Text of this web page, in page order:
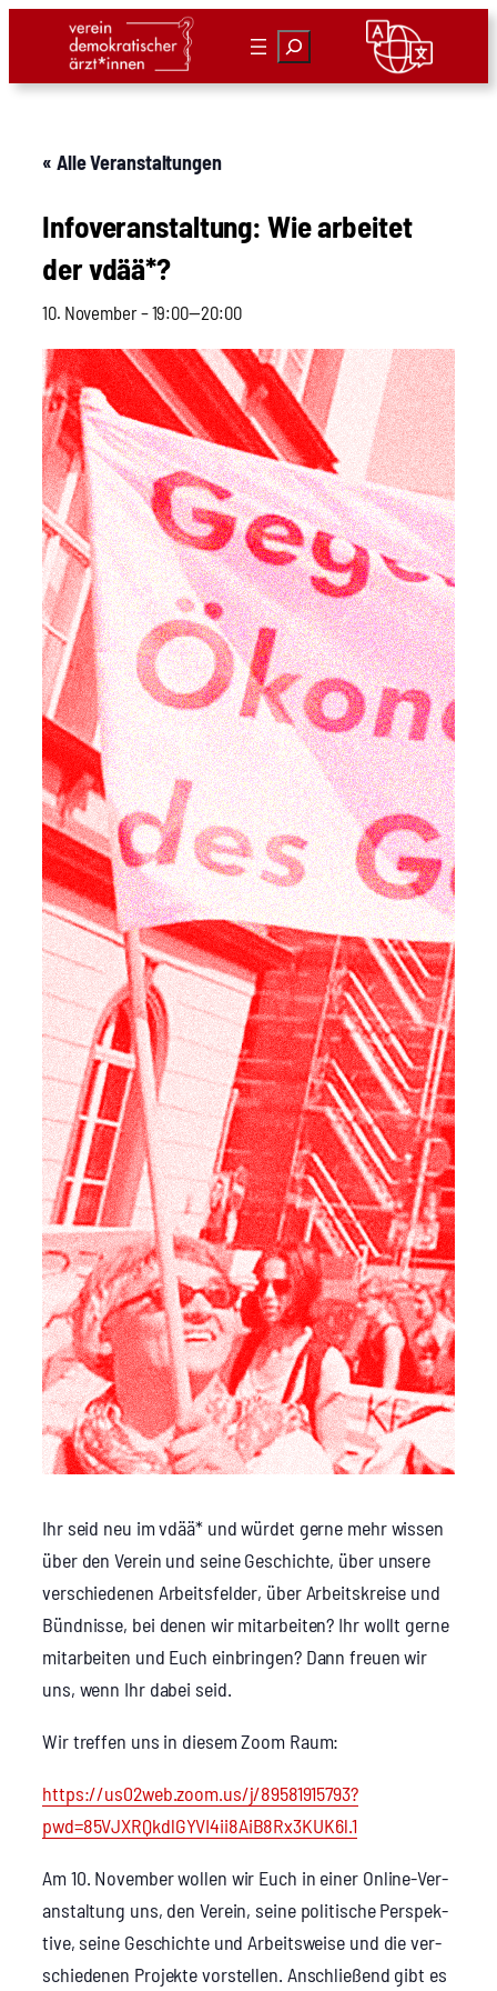
Suchen
« Alle Veranstaltungen
Info­ver­an­stal­tung: Wie arbei­tet
der vdää*?
10. November – 19:00—20:00
Ihr seid neu im vdää* und wür­det ger­ne mehr wis­sen
über den Ver­ein und sei­ne Geschich­te, über unse­re
ver­schie­de­nen Arbeits­fel­der, über Arbeits­krei­se und
Bünd­nis­se, bei denen wir mit­ar­bei­ten? Ihr wollt ger­ne
mit­ar­bei­ten und Euch ein­brin­gen? Dann freu­en wir
uns, wenn Ihr dabei seid.
Wir tref­fen uns in die­sem Zoom Raum:
https://us02web.zoom.us/j/89581915793?
pwd=85VJXRQkdlGYVI4ii8AiB8Rx3KUK6l.1
Am 10. Novem­ber wol­len wir Euch in einer Online-Ver­
an­stal­tung uns, den Ver­ein, sei­ne poli­ti­sche Per­spek­
ti­ve, sei­ne Geschich­te und Arbeits­wei­se und die ver­
schie­de­nen Pro­jek­te vor­stel­len. Anschlie­ßend gibt es